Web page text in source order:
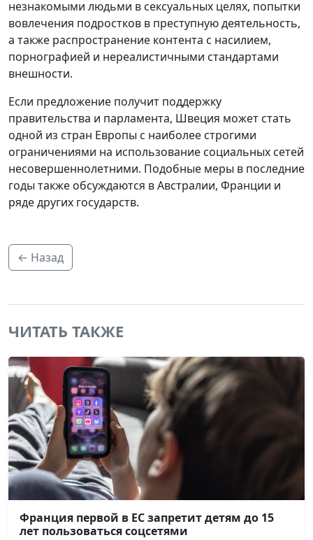
незнакомыми людьми в сексуальных целях, попытки
вовлечения подростков в преступную деятельность,
а также распространение контента с насилием,
порнографией и нереалистичными стандартами
внешности.
Если предложение получит поддержку
правительства и парламента, Швеция может стать
одной из стран Европы с наиболее строгими
ограничениями на использование социальных сетей
несовершеннолетними. Подобные меры в последние
годы также обсуждаются в Австралии, Франции и
ряде других государств.
← Назад
ЧИТАТЬ ТАКЖЕ
Франция первой в ЕС запретит детям до 15
лет пользоваться соцсетями